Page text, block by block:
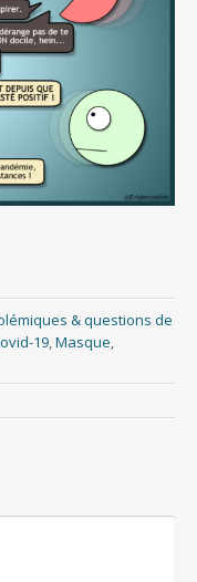
& questions de
19,Masque,